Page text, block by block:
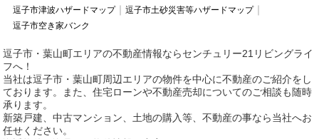
逗子市津波ハザードマップ
逗子市土砂災害等ハザードマップ
逗子市空き家バンク
逗子市・葉山町エリアの不動産情報ならセンチュリー21リビングライ
フへ！
当社は逗子市・葉山町周辺エリアの物件を中心に不動産のご紹介をし
ております。また、住宅ローンや不動産売却についてのご相談も随時
承ります。
新築戸建、中古マンション、土地の購入等、不動産の事なら当社へお
任せください。